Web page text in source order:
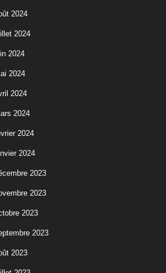
2024
2024
2024
2024
2024
2024
2024
2024
2023
2023
2023
2023
2023